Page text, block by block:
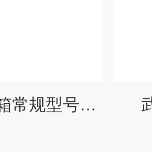
高温高湿试验箱常规型号有现货